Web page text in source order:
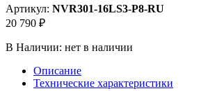
Артикул: NVR301-16LS3-P8-RU
20 790 ₽
В Наличии: нет в наличии
Описание
Технические характеристики